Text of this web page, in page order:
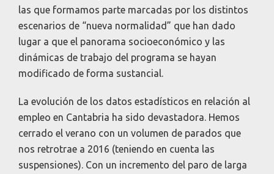
las que formamos parte marcadas por los distintos
escenarios de “nueva normalidad” que han dado
lugar a que el panorama socioeconómico y las
dinámicas de trabajo del programa se hayan
modificado de forma sustancial.
La evolución de los datos estadísticos en relación al
empleo en Cantabria ha sido devastadora. Hemos
cerrado el verano con un volumen de parados que
nos retrotrae a 2016 (teniendo en cuenta las
suspensiones). Con un incremento del paro de larga